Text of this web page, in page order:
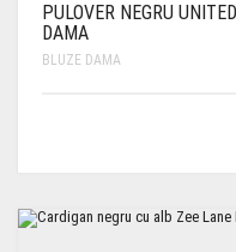
PULOVER NEGRU
DAMA
BLUZE DAMA